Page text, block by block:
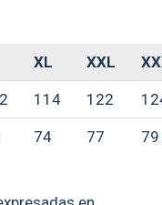
XL XXL
114 122
74 77 79